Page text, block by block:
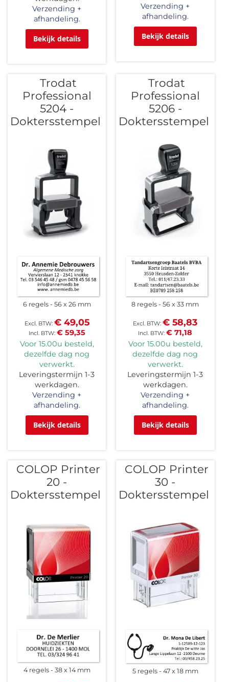
Verzending +
afhandeling.
Bekijk details
Verzending +
afhandeling.
Bekijk details
Trodat
Professional
5204 -
Doktersstempel
6 regels 56 x 26 mm
€ 59,35
€ 49,05
Voor 15.00u besteld,
dezelfde dag nog
verwerkt.
Leveringstermijn 1-3
werkdagen.
Verzending +
afhandeling.
Bekijk details
Trodat
Professional
5206 -
Doktersstempel
8 regels 56 x 33 mm
€ 71,18
€ 58,83
Voor 15.00u besteld,
dezelfde dag nog
verwerkt.
Leveringstermijn 1-3
werkdagen.
Verzending +
afhandeling.
Bekijk details
COLOP Printer
20 -
Doktersstempel
4 regels 38 x 14 mm
COLOP Printer
30 -
Doktersstempel
5 regels 47 x 18 mm